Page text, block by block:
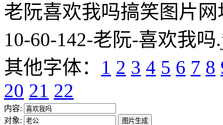
老阮喜欢我吗搞笑图片网
10-60-142-老阮-喜欢我吗
其他字体： 1 2 3 4 5 6 7 8
20 21 22
内容:
对象: